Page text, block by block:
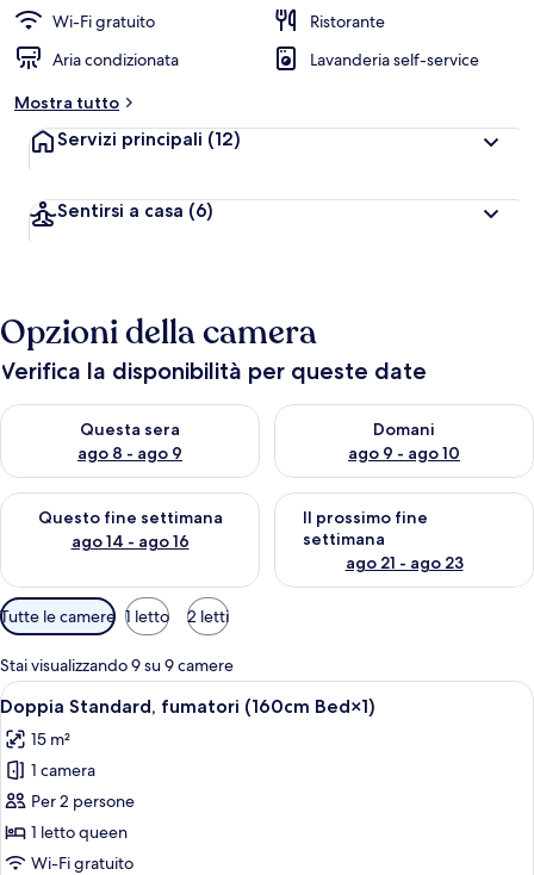
Wi-Fi gratuito
Ristorante
Aria condizionata
Lavanderia self-service
Mostra tutto
Servizi principali (12)
Sentirsi a casa (6)
Opzioni della camera
Verifica la disponibilità per queste date
Questa sera
ago 8 - ago 9
Verifica la disponibilità per questa sera, ago 8 - ago 9
Domani
ago 9 - ago 10
Verifica la disponibilità per
Questo fine settimana
ago 14 - ago 16
Verifica la disponibilità per questo fine settimana, ago 14 -
Il prossimo fine
settimana
ago 21 - ago 23
Verifica la disponibilità per il
Filtri
disponibili
per
le
camere
Tutte le camere 1 letto 2 letti
Stai visualizzando 9 su 9 camere
Apri
tutte
le
foto
per
Doppia
Standard,
Doppia Standard, fumatori (160cm
6
Doppia Standard, fumatori (160cm Bed×1)
15 m²
1 camera
Per 2 persone
1 letto queen
Wi-Fi gratuito